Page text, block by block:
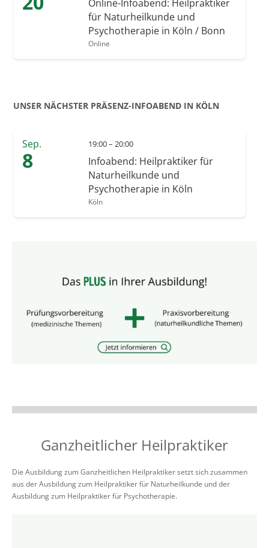
Online-Infoabend: Heilpraktiker
für Naturheilkunde und
Psychotherapie in Köln / Bonn
Online
UNSER NÄCHSTER PRÄSENZ-INFOABEND IN KÖLN
Sep.
8
19:00 – 20:00
Infoabend: Heilpraktiker für
Naturheilkunde und
Psychotherapie in Köln
Köln
Ganzheitlicher Heilpraktiker
Die Ausbildung zum Ganzheitlichen Heilpraktiker setzt sich zusammen
aus der Ausbildung zum Heilpraktiker für Naturheilkunde und der
Ausbildung zum Heilpraktiker für Psychotherapie.